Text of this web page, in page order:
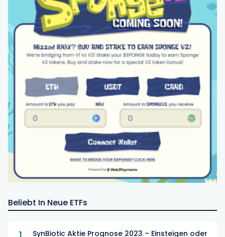
Beliebt In Neue ETFs
SynBiotic Aktie Prognose 2023 – Einsteigen oder